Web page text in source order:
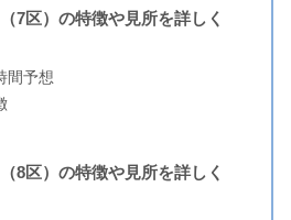
7区）の特徴や見所を詳しく
間予想
8区）の特徴や見所を詳しく